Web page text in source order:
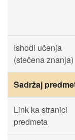
Ishodi učenja
(stečena znanja)
Sadržaj
Link ka stranici
predmeta